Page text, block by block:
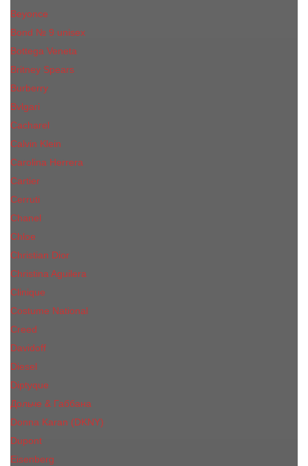
Beyonce
Bond № 9 unisex
Bottega Veneta
Britney Spears
Burberry
Bvlgari
Cacharel
Calvin Klein
Carolina Herrera
Cartier
Cerruti
Сhanеl
Chloe
Christian Dior
Christina Aguilera
Сliniquе
Costume National
Creed
Davidoff
Diesel
Diptyque
Дольче & Габбана
Donna Karan (DKNY)
Dupont
Eisenberg